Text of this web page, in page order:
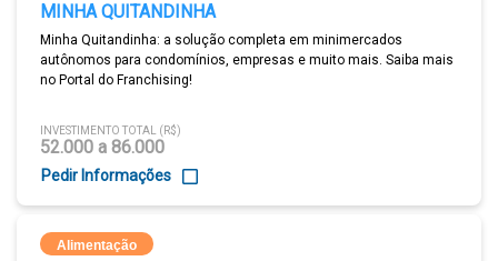
MINHA QUITANDINHA
Minha Quitandinha: a solução completa em minimercados
autônomos para condomínios, empresas e muito mais. Saiba mais
no Portal do Franchising!
INVESTIMENTO TOTAL (R$)
52.000 a 86.000
Pedir Informações
Alimentação